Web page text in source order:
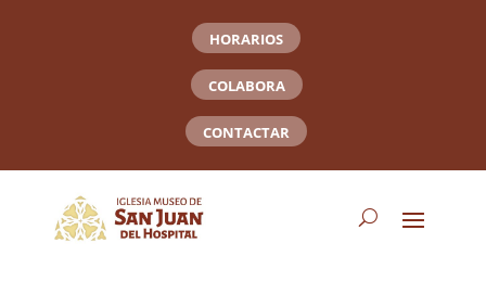
HORARIOS
COLABORA
CONTACTAR